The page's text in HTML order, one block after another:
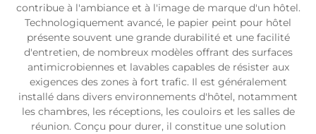
contribue à l'ambiance et à l'image de marque d'un hôtel.
Technologiquement avancé, le papier peint pour hôtel
présente souvent une grande durabilité et une facilité
d'entretien, de nombreux modèles offrant des surfaces
antimicrobiennes et lavables capables de résister aux
exigences des zones à fort trafic. Il est généralement
installé dans divers environnements d'hôtel, notamment
les chambres, les réceptions, les couloirs et les salles de
réunion. Conçu pour durer, il constitue une solution